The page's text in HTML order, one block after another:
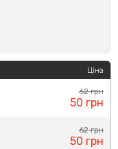
Ціна
62 грн
50 грн
62 грн
50 грн